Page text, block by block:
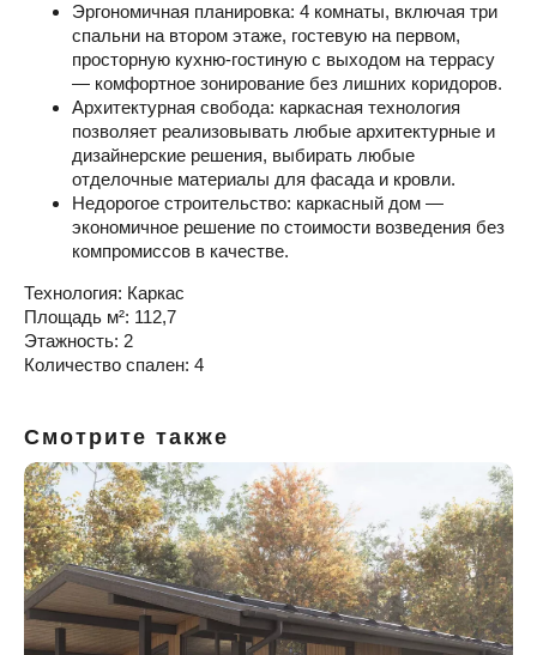
Эргономичная планировка: 4 комнаты, включая три
спальни на втором этаже, гостевую на первом,
просторную кухню-гостиную с выходом на террасу
— комфортное зонирование без лишних коридоров.
Архитектурная свобода: каркасная технология
позволяет реализовывать любые архитектурные и
дизайнерские решения, выбирать любые
отделочные материалы для фасада и кровли.
Недорогое строительство: каркасный дом —
экономичное решение по стоимости возведения без
компромиссов в качестве.
Технология: Каркас
Площадь м²: 112,7
Этажность: 2
Количество спален: 4
Смотрите также